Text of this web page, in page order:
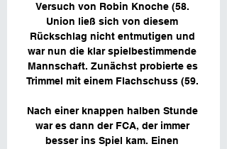
Versuch von Robin Knoche (58.
Union ließ sich von diesem
Rückschlag nicht entmutigen und
war nun die klar spielbestimmende
Mannschaft. Zunächst probierte es
Trimmel mit einem Flachschuss (59.
Nach einer knappen halben Stunde
war es dann der FCA, der immer
besser ins Spiel kam. Einen